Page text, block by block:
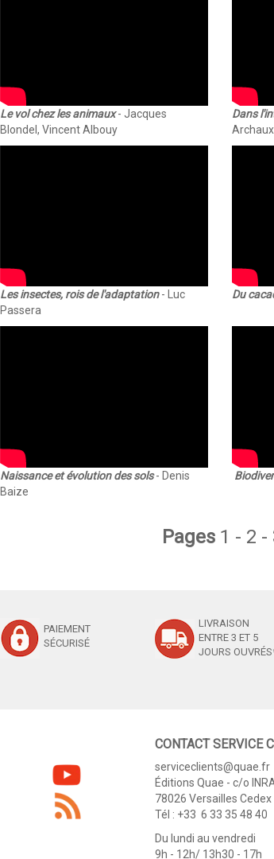
Le vol chez les animaux- Jacques
Blondel, Vincent Albouy
Dans
Archaux
Les insectes, rois de l'adaptation- Luc
Passera
Du
Naissance et évolution des sols- Denis
Baize
Pages 1 - 2 -
PAIEMENT
SÉCURISÉ
LIVRAISON
ENTRE 3 ET 5
JOURS
CONTACT SERVICE
serviceclients@quae.fr
Éditions Quae - c/o
78026 Versailles Cedex
Tél : +33 6 33 35 48 40
Du lundi au vendredi
9h - 12h/ 13h30 - 17h